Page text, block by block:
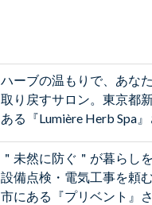
ハーブの温もりで、あな
取り戻すサロン。東京都
ある『Lumière Herb Spa
＂未然に防ぐ＂が暮らし
設備点検・電気工事を頼
市にある『プリベント』